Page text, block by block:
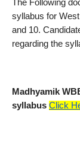
The Following
syllabus for
and 10.
regarding the
Madhyamik
syllabus Click